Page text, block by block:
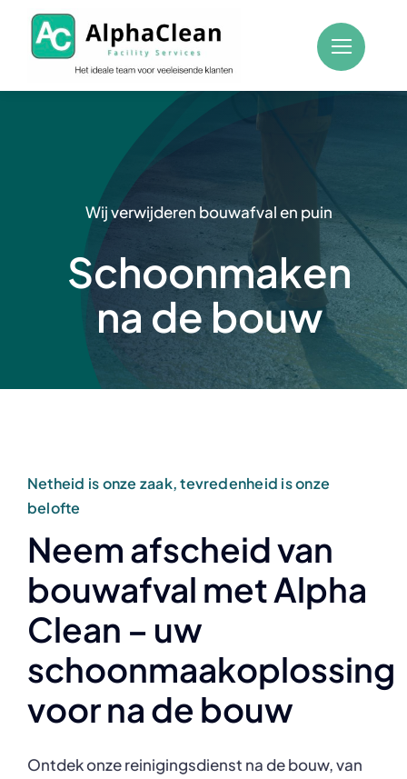
content
Wij verwijderen bouwafval en puin
Schoonmaken
na de bouw
Netheid is onze zaak, tevredenheid is onze
belofte
Neem afscheid van
bouwafval met Alpha
Clean – uw
schoonmaakoplossing
voor na de bouw
Ontdek onze reinigingsdienst na de bouw, van